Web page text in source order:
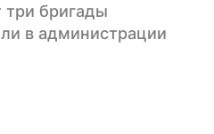
бригады
в администрации